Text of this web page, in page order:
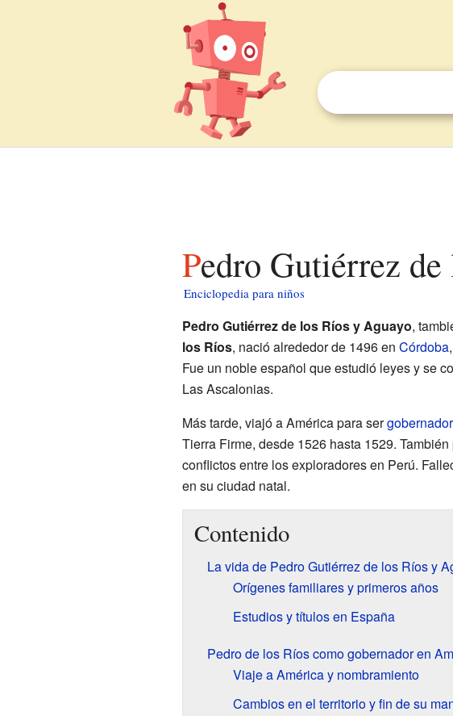
Pedro Gutiérrez
Enciclopedia para niños
Pedro Gutiérrez de los Ríos y Aguayo,
los Ríos, nació alrededor de 1496 en Córdoba
Fue un noble español que estudió leyes y se
Las Ascalonias.
Más tarde, viajó a América para ser
Tierra Firme, desde 1526 hasta 1529.
conflictos entre los exploradores en Perú.
en su ciudad natal.
Contenido
La vida de Pedro Gutiérrez de los Ríos y
Orígenes familiares y primeros años
Estudios y títulos en España
Pedro de los Ríos como gobernador en
Viaje a América y nombramiento
Cambios en el territorio y fin de su